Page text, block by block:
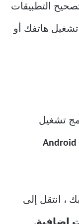
التطبيقات
تشغيل هاتفك أو
تشغيل
Android
، انتقل إلى